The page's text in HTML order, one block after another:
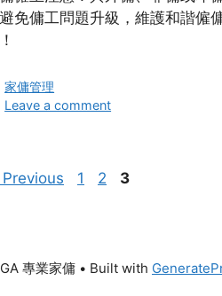
免傭工問題升級，維護和諧僱
Categories
家傭管理
Leave a comment
Previous Page
1 Page
2 Page
3
專業家傭 • Built with